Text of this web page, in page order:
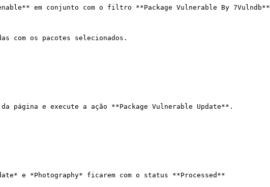
em conjunto com o filtro **Package Vulnerable By 7Vulndb**
com os pacotes selecionados.
e execute a ação **Package Vulnerable Update**.
e *Photography* ficarem com o status **Processed**